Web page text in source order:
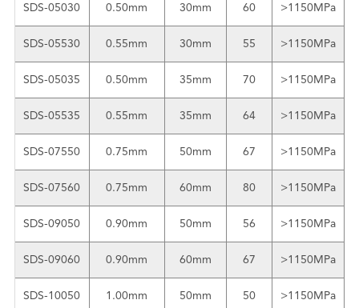
SDS-05030 0.50mm 30mm 60 >1150MPa
SDS-05530 0.55mm 30mm 55 >1150MPa
SDS-05035 0.50mm 35mm 70 >1150MPa
SDS-05535 0.55mm 35mm 64 >1150MPa
SDS-07550 0.75mm 50mm 67 >1150MPa
SDS-07560 0.75mm 60mm 80 >1150MPa
SDS-09050 0.90mm 50mm 56 >1150MPa
SDS-09060 0.90mm 60mm 67 >1150MPa
SDS-10050 1.00mm 50mm 50 >1150MPa